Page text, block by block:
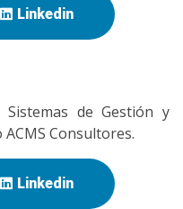
Linkedin
de Gestión y
Consultores.
Linkedin